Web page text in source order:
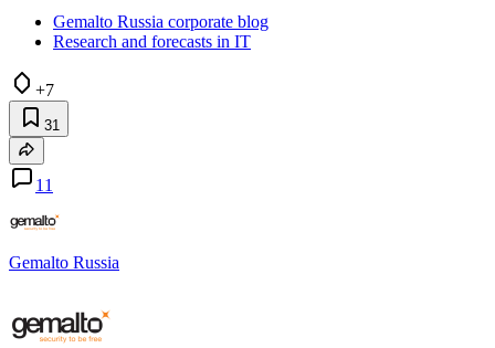
Gemalto Russia corporate blog
Research and forecasts in IT
+7
31
11
Gemalto Russia